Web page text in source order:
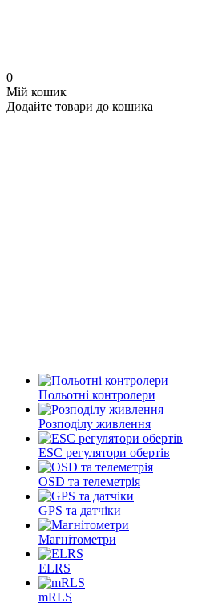
0
Мій кошик
Додайте товари до кошика
Польотні контролери
Розподілу живлення
ESC регулятори обертів
OSD та телеметрія
GPS та датчіки
Магнітометри
ELRS
mRLS